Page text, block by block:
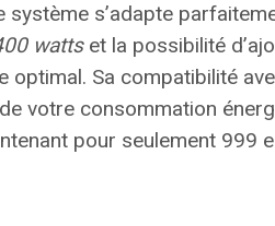
s’adapte
wattset la possibilité
optimal. Sa compatibilité
votre consommation
pour seulement 999